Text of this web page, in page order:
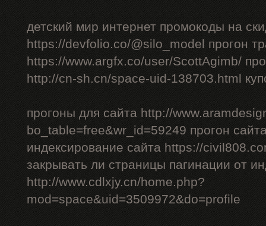
детский мир интернет промокоды на
https://devfolio.co/@silo_model прогон
https://www.argfx.co/user/ScottAgimb/
http://cn-sh.cn/space-uid-138703.html
прогоны для сайта http://
bo_table=free&wr_id=59249 прогон
индексирование сайта https://
закрывать ли страницы пагинации от
http://www.cdlxjy.cn/home.php?
mod=space&uid=3509972&do=profile